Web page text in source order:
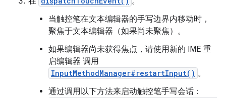
当触控笔在文本编辑器的手写边界内移动时，
聚焦于文本编辑器（如果尚未聚焦）。
如果编辑器尚未获得焦点，请使用新的 IME 重
启编辑器 调用
InputMethodManager#restartInput() 。
通过调用以下方法来启动触控笔手写会话：